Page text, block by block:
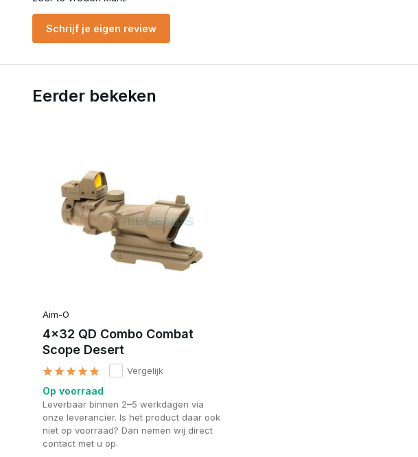
Schrijf je eigen review
Eerder bekeken
Aim-O
4x32 QD Combo Combat
Scope Desert
Vergelijk
Op voorraad
Leverbaar binnen 2–5 werkdagen via
onze leverancier. Is het product daar ook
niet op voorraad? Dan nemen wij direct
contact met u op.